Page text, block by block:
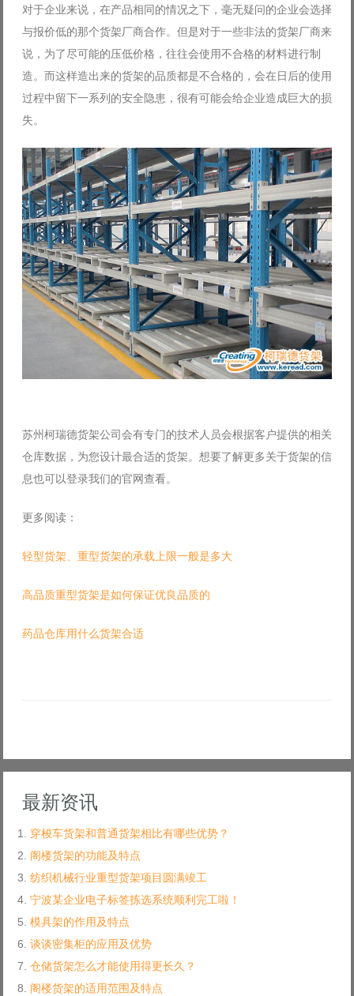
对于企业来说，在产品相同的情况之下，毫无疑问的企业会选择
与报价低的那个货架厂商合作。但是对于一些非法的货架厂商来
说，为了尽可能的压低价格，往往会使用不合格的材料进行制
造。而这样造出来的货架的品质都是不合格的，会在日后的使用
过程中留下一系列的安全隐患，很有可能会给企业造成巨大的损
失。
苏州柯瑞德货架公司会有专门的技术人员会根据客户提供的相关
仓库数据，为您设计最合适的货架。想要了解更多关于货架的信
息也可以登录我们的官网查看。
更多阅读：
轻型货架、重型货架的承载上限一般是多大
高品质重型货架是如何保证优良品质的
药品仓库用什么货架合适
最新资讯
穿梭车货架和普通货架相比有哪些优势？
阁楼货架的功能及特点
纺织机械行业重型货架项目圆满竣工
宁波某企业电子标签拣选系统顺利完工啦！
模具架的作用及特点
谈谈密集柜的应用及优势
仓储货架怎么才能使用得更长久？
阁楼货架的适用范围及特点